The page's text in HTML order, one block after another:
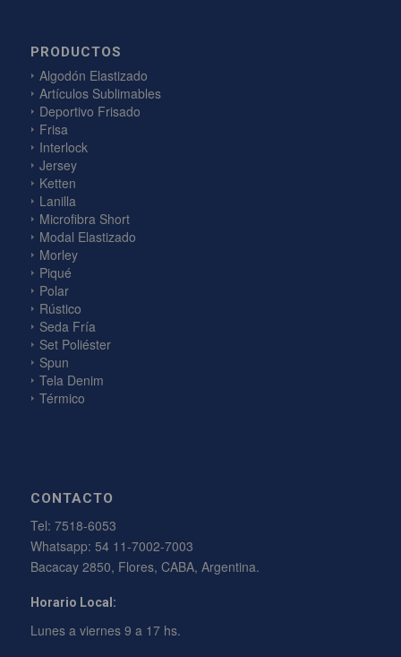
PRODUCTOS
Algodón Elastizado
Artículos Sublimables
Deportivo Frisado
Frisa
Interlock
Jersey
Ketten
Lanilla
Microfibra Short
Modal Elastizado
Morley
Piqué
Polar
Rústico
Seda Fría
Set Poliéster
Spun
Tela Denim
Térmico
CONTACTO
Tel: 7518-6053
Whatsapp: 54 11-7002-7003
Bacacay 2850, Flores, CABA, Argentina.
Horario Local:
Lunes a viernes 9 a 17 hs.